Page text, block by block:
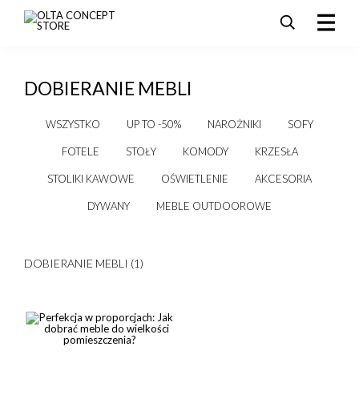
SALE
AKTUALNOŚCI I PROMOCJE
REALIZACJE
DOBIERANIE MEBLI
WSZYSTKO UP TO -50% NAROŻNIKI SOFY
FOTELE STOŁY KOMODY KRZESŁA
STOLIKI KAWOWE OŚWIETLENIE AKCESORIA
DYWANY MEBLE OUTDOOROWE
DOBIERANIE MEBLI (1)